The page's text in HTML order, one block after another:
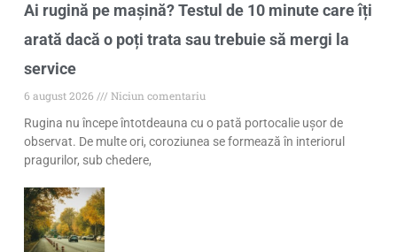
Ai rugină pe mașină? Testul de 10 minute care îți
arată dacă o poți trata sau trebuie să mergi la
service
6 august 2026
Niciun comentariu
Rugina nu începe întotdeauna cu o pată portocalie ușor de
observat. De multe ori, coroziunea se formează în interiorul
pragurilor, sub chedere,